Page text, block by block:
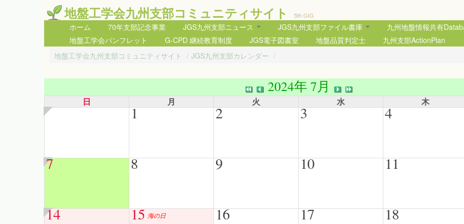
地盤工学会九州支部コミュニティサイト 5th GIG
ホーム 70年支部記念事業 JGS九州支部ニュース JGS九州支部ファイル書庫 九州地盤情報共有
地盤工学会パンフレット
G-CPD 継続教育制度 JGS電子図書室 地盤品質判定士
九州支部ActionPlan
地盤工学会九州支部コミュニティサイト / JGS九州支部カレンダー /
2024年 7月
日 月 火 水 木
1 2 3 4
7 8 9 10 11
14 15 海の日 16 17 18